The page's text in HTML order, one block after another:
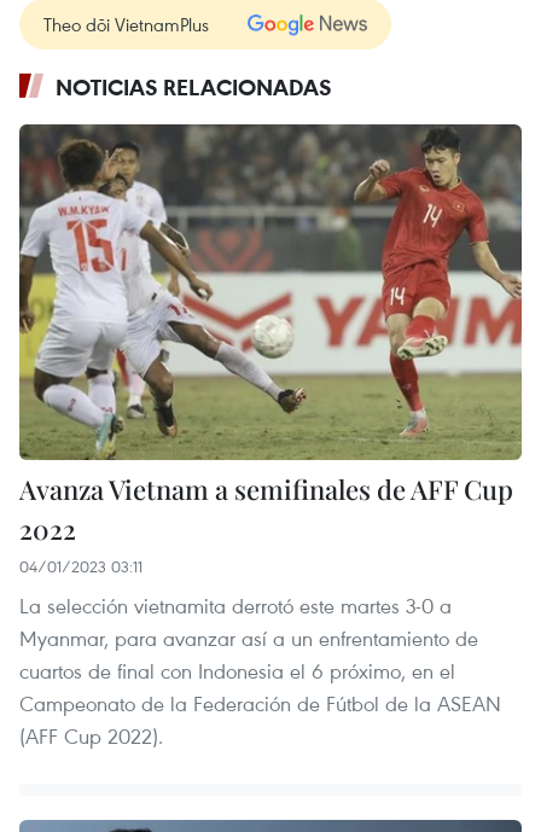
Theo dõi VietnamPlus
NOTICIAS RELACIONADAS
Avanza Vietnam a semifinales de AFF Cup
2022
04/01/2023 03:11
La selección vietnamita derrotó este martes 3-0 a
Myanmar, para avanzar así a un enfrentamiento de
cuartos de final con Indonesia el 6 próximo, en el
Campeonato de la Federación de Fútbol de la ASEAN
(AFF Cup 2022).